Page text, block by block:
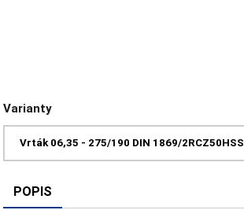
Varianty
Vrták 06,35 - 275/190 DIN 1869/2RCZ50HSS
POPIS